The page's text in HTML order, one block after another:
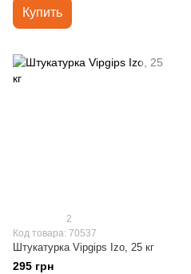
Купить
2
Код товара: 70537
Штукатурка Vipgips Izo, 25 кг
295 грн